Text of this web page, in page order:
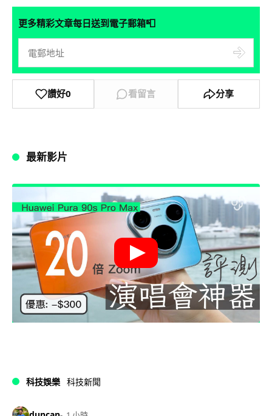
更多精彩文章每日送到電子郵箱📮
讚好0 看留言 分享
最新影片
科技娛樂 科技新聞